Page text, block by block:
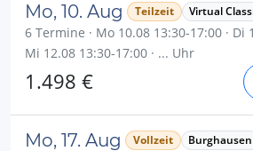
Mo, 10. Aug Teilzeit Virtual
6 Termine · Mo 10.08 13:30-17:00 · Di
Mi 12.08 13:30-17:00 · ... Uhr
1.498 €
Mo, 17. Aug Vollzeit Burghausen